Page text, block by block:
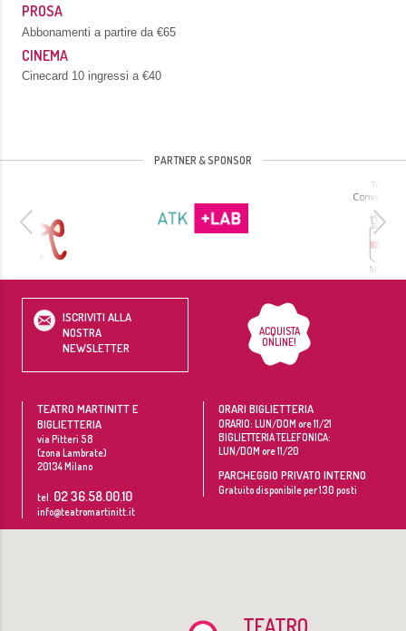
PROSA
Abbonamenti a partire da €65
CINEMA
Cinecard 10 ingressi a €40
PARTNER & SPONSOR
ISCRIVITI ALLA
NOSTRA
NEWSLETTER
ACQUISTA
ONLINE!
TEATRO MARTINITT E
BIGLIETTERIA
via Pitteri 58
(zona Lambrate)
20134Milano
tel. 02 36.58.00.10
info@teatromartinitt.it
ORARI BIGLIETTERIA
ORARIO: LUN/DOM ore 11/21
BIGLIETTERIA TELEFONICA:
LUN/DOM ore 11/20
PARCHEGGIO PRIVATO INTERNO
Gratuito disponibile per 130 posti